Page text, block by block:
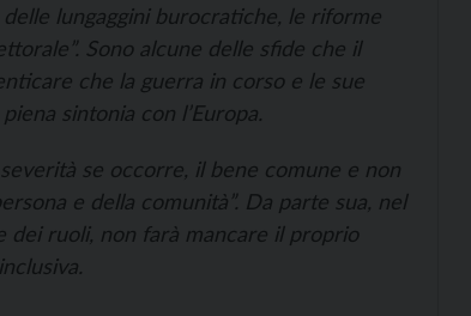
lungaggini burocratiche, le riforme
Sono alcune delle sfide che il
che la guerra in corso e le sue
sintonia con l’Europa.
se occorre, il bene comune e non
e della comunità”. Da parte sua, nel
dei ruoli, non farà mancare il proprio